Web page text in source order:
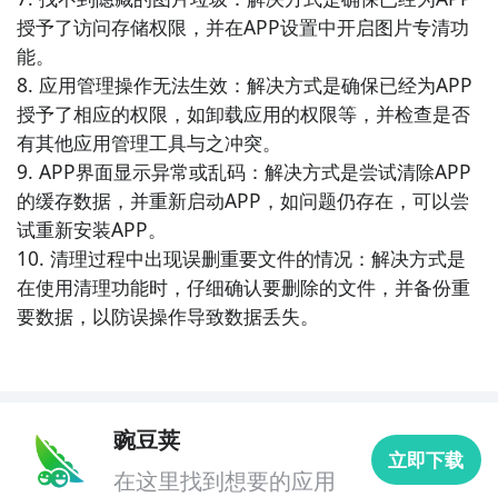
10. 《高效清理大师》 - 这款应用具有高效清理功能，
可以帮助您清理手机内存、垃圾文件和无效的应用程
序，以提高手机性能和稳定性。
授予了访问存储权限，并在APP设置中开启图片专清功
能。
8. 应用管理操作无法生效：解决方式是确保已经为APP
授予了相应的权限，如卸载应用的权限等，并检查是否
有其他应用管理工具与之冲突。
9. APP界面显示异常或乱码：解决方式是尝试清除APP
的缓存数据，并重新启动APP，如问题仍存在，可以尝
试重新安装APP。
10. 清理过程中出现误删重要文件的情况：解决方式是
在使用清理功能时，仔细确认要删除的文件，并备份重
要数据，以防误操作导致数据丢失。
豌豆荚
在这里找到想要的应用
立即下载